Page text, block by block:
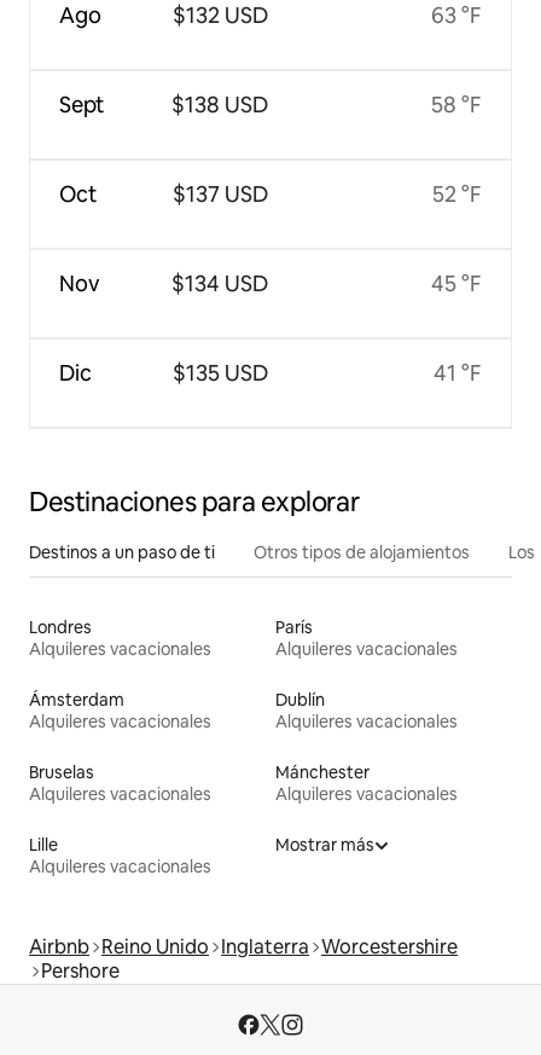
Ago
Sept
Oct
Nov
Dic
$132 USD
$138 USD
$137 USD
$134 USD
$135 USD
63 °F
58 °F
52 °F
45 °F
41 °F
Destinaciones para explorar
Destinos a un paso de ti Otros tipos de alojamientos
Londres
Alquileres vacacionales
París
Alquileres vacacionales
Ámsterdam
Alquileres vacacionales
Dublín
Alquileres vacacionales
Bruselas
Alquileres vacacionales
Mánchester
Alquileres vacacionales
Lille
Alquileres vacacionales
Mostrar más
Airbnb Reino Unido Inglaterra Worcestershire
Pershore